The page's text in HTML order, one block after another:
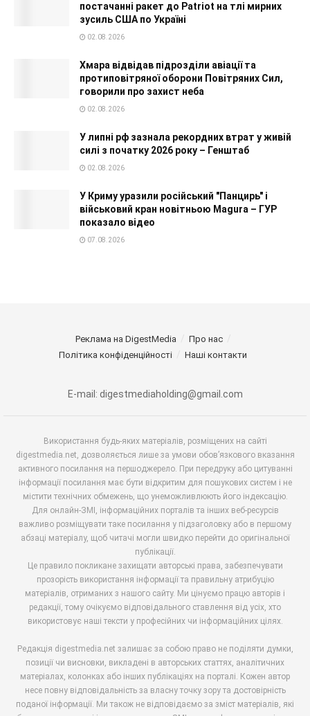
постачанні ракет до Patriot на тлі мирних
зусиль США по Україні
02.08.2026
Хмара відвідав підрозділи авіації та
протиповітряної оборони Повітряних Сил,
говорили про захист неба
02.08.2026
У липні рф зазнала рекордних втрат у живій
силі з початку 2026 року – Генштаб
02.08.2026
У Криму уразили російський "Панцирь" і
військовий кран новітньою Magura – ГУР
показало відео
07.08.2026
Реклама на DigestMedia
Про нас
Політика конфіденційності
Наші контакти
E-mail: digestmediaholding@gmail.com
Використання будь-яких матеріалів, розміщених на сайті
digestmedia.net, дозволяється лише за умови обов’язкового вказання
активного посилання на першоджерело. При передруку або цитуванні
інформації посилання має бути відкритим для пошукових систем і не
містити технічних обмежень, що унеможливлюють його індексацію.
Для онлайн-ЗМІ, інформаційних порталів та інших веб-ресурсів
важливо розміщувати таке посилання у підзаголовку або в першому
абзаці матеріалу, щоб читачі могли швидко перейти до оригінальної
публікації.
Це правило покликане захищати авторські права, забезпечувати
прозорість використання інформації та правильну атрибуцію
матеріалів, отриманих з нашого сайту. Ми цінуємо працю авторів і
редакції, тому очікуємо відповідального ставлення від усіх, хто
використовує наші тексти у професійних чи інформаційних цілях.
Редакція digestmedia.net залишає за собою право не поділяти думки,
позиції чи висновки, викладені в авторських статтях, аналітичних
матеріалах, колонках або інших публікаціях на порталі. Кожен автор
несе повну відповідальність за власну точку зору та достовірність
поданої інформації. Ми також не відповідаємо за зміст матеріалів, які